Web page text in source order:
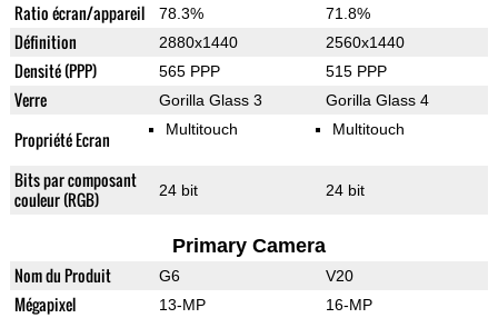
Ratio écran/appareil 78.3% 71.8%
Définition 2880x1440 2560x1440
Densité (PPP) 565 PPP 515 PPP
Verre Gorilla Glass 3 Gorilla Glass 4
Propriété Ecran Multitouch Multitouch
Bits par composant
couleur (RGB)
24 bit 24 bit
Primary Camera
Nom du Produit G6 V20
Mégapixel 13-MP 16-MP